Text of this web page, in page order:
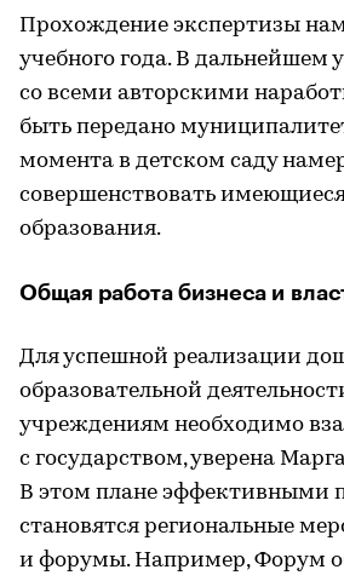
Прохождение экспертизы
учебного года. В дальнейшем
со всеми авторскими
быть передано
момента в детском саду
совершенствовать
образования.
Общая работа бизнеса и
Для успешной реализации
образовательной
учреждениям необходимо
с государством, уверена
В этом плане эффективными
становятся региональные
и форумы. Например, Форум